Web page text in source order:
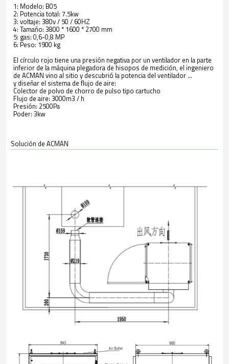
1: Modelo: B05
2: Potencia total: 7.5kw
3: voltaje: 380v / 50 / 60HZ
4: Tamaño: 3800 * 1600 * 2700 mm
5: gas: 0,6-0,8 MP
6: Peso: 1900 kg
El círculo rojo tiene una presión negativa por un ventilador en la parte
inferior de la máquina plegadora de hisopos de medición, el ingeniero
de ACMAN vino al sitio y descubrió la potencia del ventilador ...
y diseñar el sistema de flujo de aire:
Colector de polvo de chorro de pulso tipo cartucho
Flujo de aire: 3000m3 / h
Presión: 2500Pa
Poder: 3kw
Solución de ACMAN